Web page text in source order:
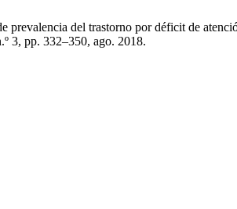
prevalencia del trastorno por déficit de
3, pp. 332–350, ago. 2018.